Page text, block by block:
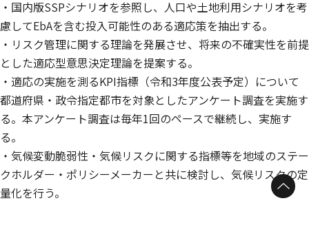
・国内版SSPシナリオを参照し、人口や土地利用シナリオを考
慮してEbAを含む投入可能性のある適応策を抽出する。
・リスク管理に関する理論を発展させ、将来の不確実性を前提
とした適応型意思決定理論を提案する。
・適応の実施を測るKPI指標（令和3年度公表予定）について
都道府県・政令指定都市を対象としたアンケート調査を実施す
る。本アンケート調査は毎年1回のペースで継続し、実施す
る。
・気候変動脆弱性・気候リスクに関する指標等を地域のステー
クホルダー・ポリシーメーカーと共に検討し、気候リスクの定
量化を行う。